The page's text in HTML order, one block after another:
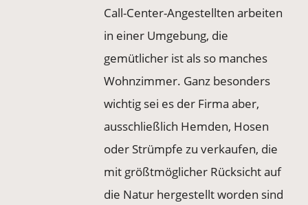
Call-Center-Angestellten arbeiten
in einer Umgebung, die
gemütlicher ist als so manches
Wohnzimmer. Ganz besonders
wichtig sei es der Firma aber,
ausschließlich Hemden, Hosen
oder Strümpfe zu verkaufen, die
mit größtmöglicher Rücksicht auf
die Natur hergestellt worden sind